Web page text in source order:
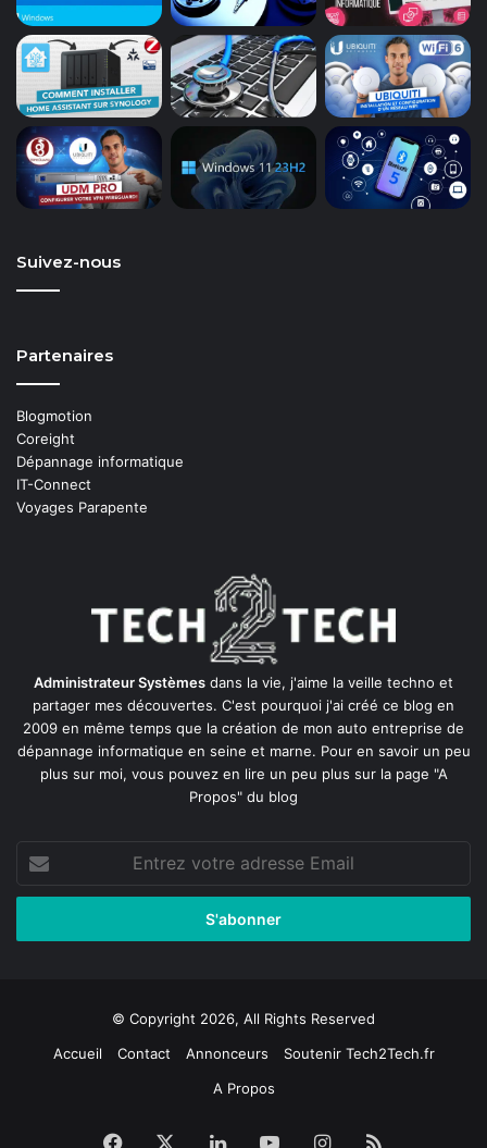
Suivez-nous
Partenaires
Blogmotion
Coreight
Dépannage informatique
IT-Connect
Voyages Parapente
Administrateur Systèmes dans la vie, j'aime la veille techno et
partager mes découvertes. C'est pourquoi j'ai créé ce blog en
2009 en même temps que la création de mon auto entreprise de
dépannage informatique en seine et marne. Pour en savoir un peu
plus sur moi, vous pouvez en lire un peu plus sur la page "A
Propos" du blog
Entrez
votre
adresse
© Copyright 2026, All Rights Reserved
Accueil
Contact Annonceurs
Soutenir Tech2Tech.fr
A Propos
Facebook LinkedinYouTubeInstagram